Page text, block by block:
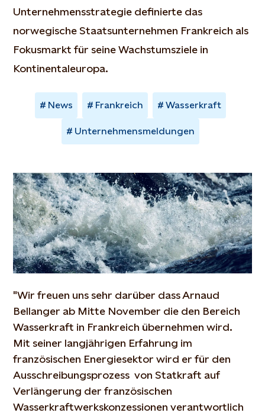
Unternehmensstrategie definierte das
norwegische Staatsunternehmen Frankreich als
Fokusmarkt für seine Wachstumsziele in
Kontinentaleuropa.
News Frankreich Wasserkraft
Unternehmensmeldungen
"Wir freuen uns sehr darüber dass Arnaud
Bellanger ab Mitte November die den Bereich
Wasserkraft in Frankreich übernehmen wird.
Mit seiner langjährigen Erfahrung im
französischen Energiesektor wird er für den
Ausschreibungsprozess von Statkraft auf
Verlängerung der französischen
Wasserkraftwerkskonzessionen verantwortlich